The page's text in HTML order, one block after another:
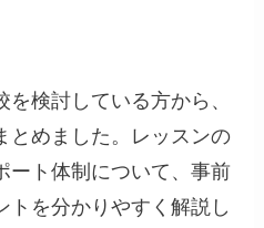
検討している方から、
とめました。レッスンの
ート体制について、事前
トを分かりやすく解説し